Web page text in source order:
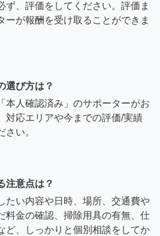
ず、評価をしてください。評価ま
ーが報酬を受け取ることができま
選び方は？
本人確認済み」のサポーターがお
対応エリアや今までの評価/実績
さい。
注意点は？
たい内容や日時、場所、交通費や
料金の確認、掃除用具の有無、仕
ど、しっかりと個別相談をしてか